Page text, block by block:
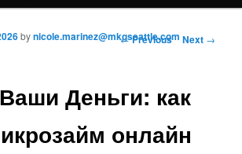
Post navigation
←Previous Next →
Деньги: как
онлайн
bynicole.marinez@mkgseattle.com